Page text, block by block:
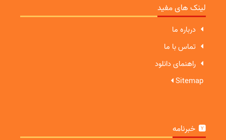
لینک های مفید
درباره ما
تماس با ما
راهنمای دانلود
Sitemap
خبرنامه